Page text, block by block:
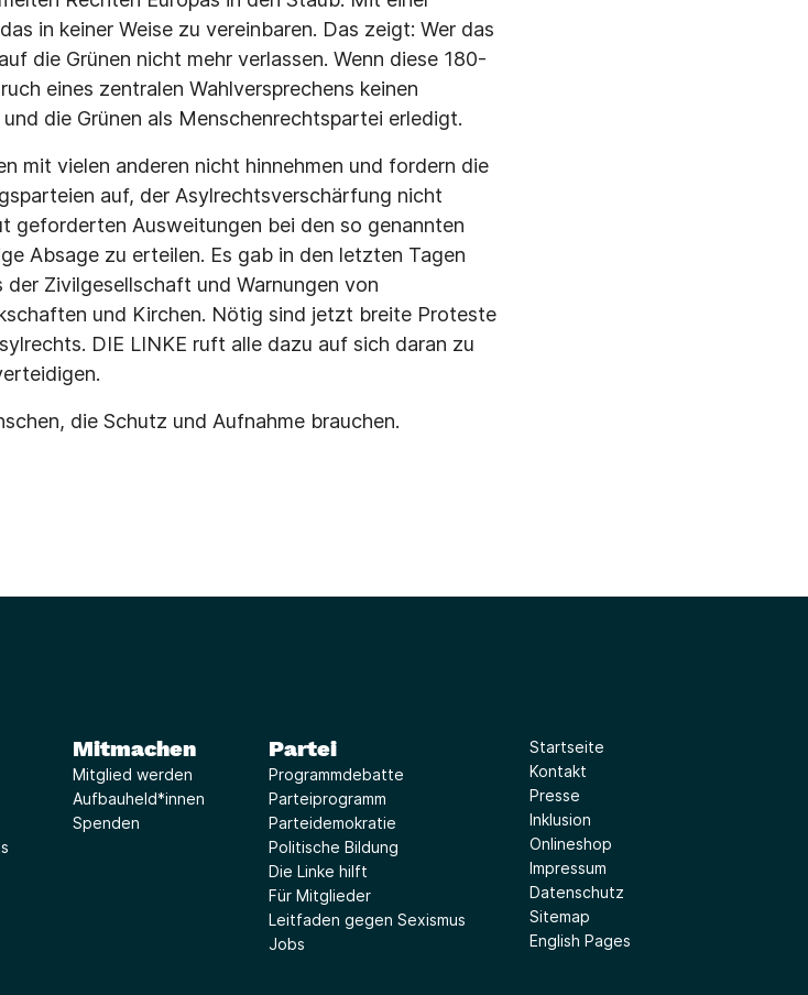
in keiner Weise zu vereinbaren. Das zeigt: Wer das
die Grünen nicht mehr verlassen. Wenn diese 180-
eines zentralen Wahlversprechens keinen
die Grünen als Menschenrechtspartei erledigt.
mit vielen anderen nicht hinnehmen und fordern die
auf, der Asylrechtsverschärfung nicht
geforderten Ausweitungen bei den so genannten
Absage zu erteilen. Es gab in den letzten Tagen
Zivilgesellschaft und Warnungen von
und Kirchen. Nötig sind jetzt breite Proteste
DIE LINKE ruft alle dazu auf sich daran zu
die Schutz und Aufnahme brauchen.
Mitmachen
Mitglied werden
Aufbauheld*innen
Spenden
Partei
Programmdebatte
Parteiprogramm
Parteidemokratie
Politische Bildung
Die Linke hilft
Für Mitglieder
Leitfaden gegen Sexismus
Jobs
Startseite
Kontakt
Presse
Inklusion
Onlineshop
Impressum
Datenschutz
Sitemap
English Pages